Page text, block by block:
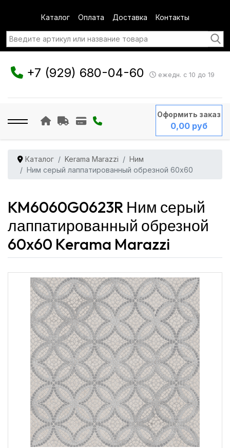
Каталог Оплата Доставка Контакты
+7 (929) 680-04-60 ежедн. с 10 до 19
Оформить заказ
0,00 руб
Каталог Kerama Marazzi
Ним
Ним серый лаппатированный обрезной 60x60
KM6060G0623R Ним серый
лаппатированный обрезной
60x60 Kerama Marazzi